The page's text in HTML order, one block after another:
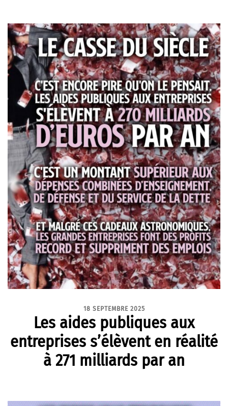
18 SEPTEMBRE 2025
Les aides publiques aux
entreprises s’élèvent en réalité
à 271 milliards par an